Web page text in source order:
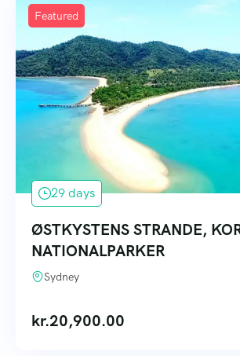
Featured
29 days
ØSTKYSTENS STRANDE,
NATIONALPARKER
Sydney
kr.20,900.00